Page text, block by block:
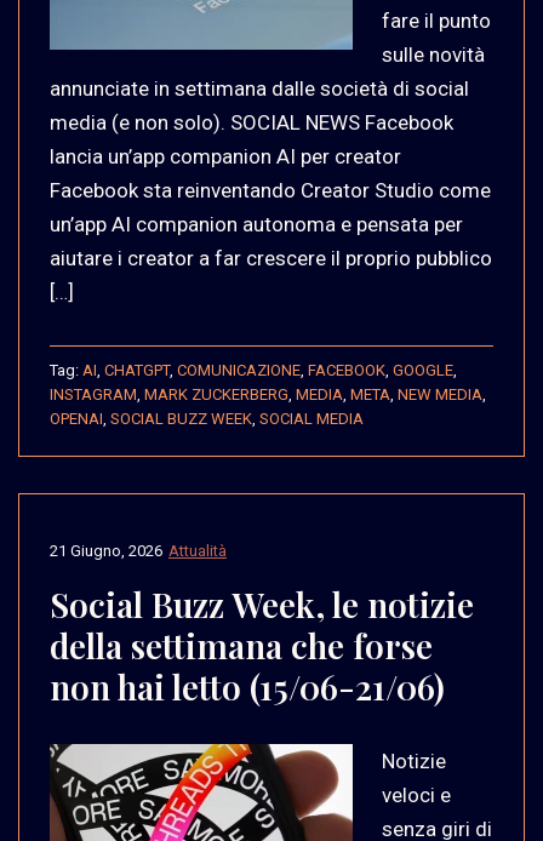
fare il punto
sulle novità
annunciate in settimana dalle società di social
media (e non solo). SOCIAL NEWS Facebook
lancia un’app companion AI per creator
Facebook sta reinventando Creator Studio come
un’app AI companion autonoma e pensata per
aiutare i creator a far crescere il proprio pubblico
[…]
Tag: AI CHATGPT, COMUNICAZIONE FACEBOOK GOOGLE
INSTAGRAM MARK ZUCKERBERG MEDIA META NEW MEDIA
OPENAI SOCIAL BUZZ WEEK SOCIAL MEDIA
Attualità
21 Giugno, 2026
Social Buzz Week, le notizie
della settimana che forse
non hai letto (15/06-21/06)
Notizie
veloci e
senza giri di